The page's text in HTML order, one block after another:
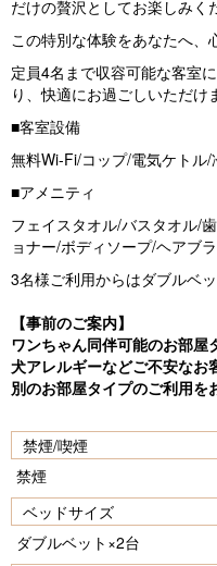
だけの贅沢としてお楽しみく
この特別な体験をあなたへ、
定員4名まで収容可能な客室
り、快適にお過ごしいただけ
■客室設備
無料Wi-Fi/コップ/電気ケトル
■アメニティ
フェイスタオル/バスタオル/
ョナー/ボディソープ/ヘアブ
3名様ご利用からはダブルベ
【事前のご案内】
ワンちゃん同伴可能のお部屋
犬アレルギーなどご不安なお
別のお部屋タイプのご利用を
禁煙/喫煙
禁煙
ベッドサイズ
ダブルベット×2台